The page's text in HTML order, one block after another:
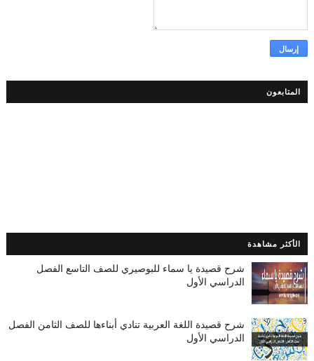
المتابعون
الأكثر مشاهدة
شرح قصيدة يا سماء للبوصيري للصف التاسع الفصل
الدراسي الأول
شرح قصيدة اللغة العربية تنادي أبناءها للصف الثامن الفصل
الدراسي الأول